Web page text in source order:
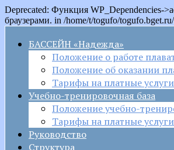
Deprecated: Функция WP_Dependencies-
браузерами. in /home/t/togufo/
БАССЕЙН «Надежда»
Положение о работе
Положение об оказании
Тарифы на платные
Учебно-тренировочная база
Положение учебно-
Тарифы на платные
Руководство
Структура